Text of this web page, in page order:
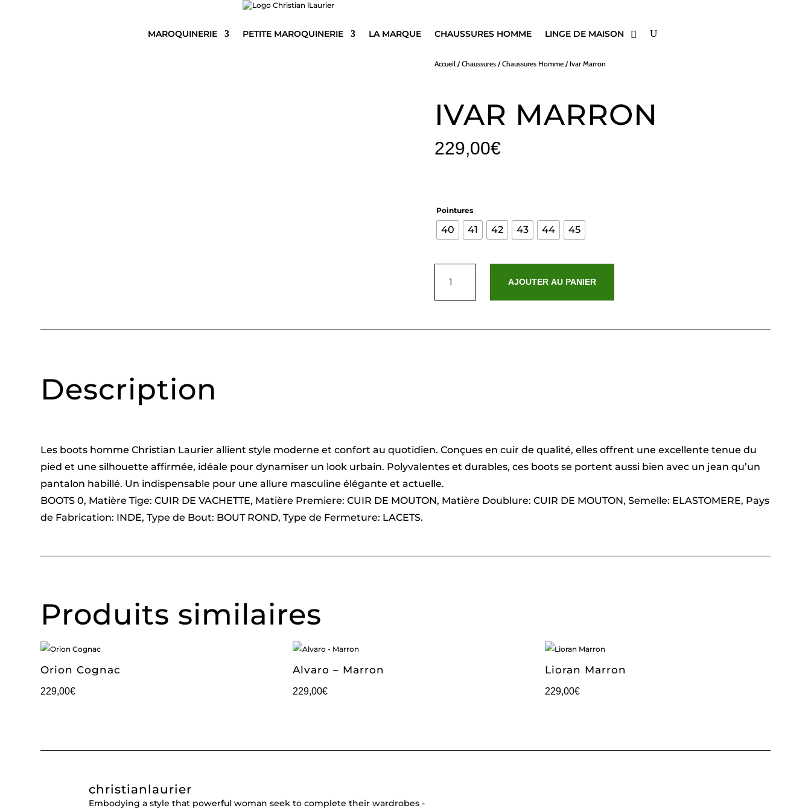
MAROQUINERIE PETITE MAROQUINERIE LA MARQUE CHAUSSURES HOMME LINGE DE MAISON
Accueil /Chaussures /Chaussures Homme / Ivar Marron
IVAR MARRON
229,00€
Pointures
40 41 42 43 44 45
Marron
AJOUTER AU PANIER
Description
Les boots homme Christian Laurier allient style moderne et confort au quotidien. Conçues en cuir de qualité, elles offrent une excellente tenue du
pied et une silhouette affirmée, idéale pour dynamiser un look urbain. Polyvalentes et durables, ces boots se portent aussi bien avec un jean qu’un
pantalon habillé. Un indispensable pour une allure masculine élégante et actuelle.
BOOTS 0, Matière Tige: CUIR DE VACHETTE, Matière Premiere: CUIR DE MOUTON, Matière Doublure: CUIR DE MOUTON, Semelle: ELASTOMERE, Pays
de Fabrication: INDE, Type de Bout: BOUT ROND, Type de Fermeture: LACETS.
Produits similaires
Orion Cognac
229,00€
Alvaro – Marron
229,00€
Lioran Marron
229,00€
christianlaurier
Embodying a style that powerful woman seek to complete their wardrobes -